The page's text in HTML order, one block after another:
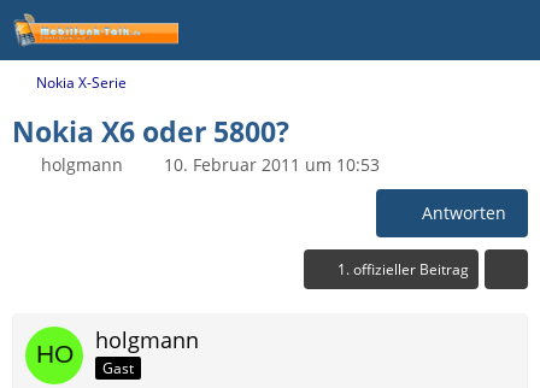
Nokia X-Serie
Nokia X6 oder 5800?
holgmann 10. Februar 2011 um 10:53
Antworten
1. offizieller Beitrag
holgmann
Gast